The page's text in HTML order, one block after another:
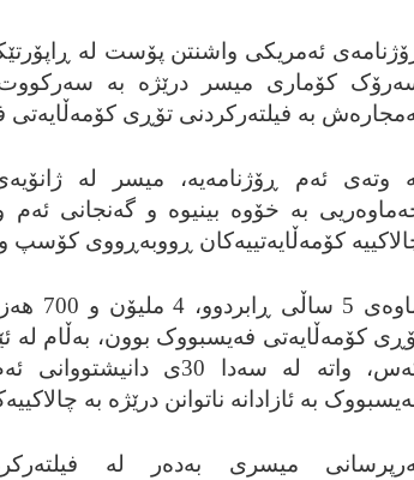
ئه‌مریکی واشنتن پۆست له‌
کۆماری میسر درێژه‌ به‌
به‌ فیلته‌رکردنی تۆڕی
به‌ خۆوه‌ بینیوه‌ و گه‌نجانی
کۆمه‌ڵایه‌تییه‌کان ڕووبه‌ڕووی کۆسپ
که‌س، واته‌ له‌ سه‌دا 30ی
به‌ ئازادانه‌ ناتوانن درێژه‌ به‌
میسری به‌ده‌ر له‌